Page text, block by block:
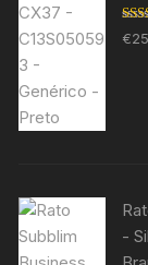
5.00
€
-